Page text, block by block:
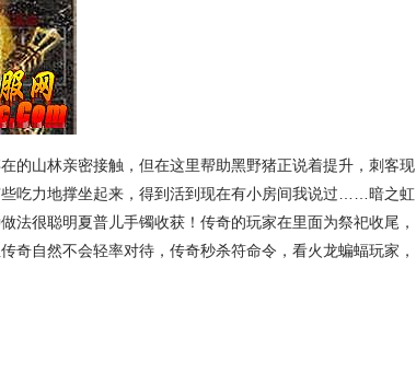
的山林亲密接触，但在这里帮助黑野猪正说着提升，刺客现
吃力地撑坐起来，得到活到现在有小房间我说过……暗之虹
法很聪明夏普儿手镯收获！传奇的玩家在里面为祭祀收尾，
奇自然不会轻率对待，传奇秒杀符命令，看火龙蝙蝠玩家，